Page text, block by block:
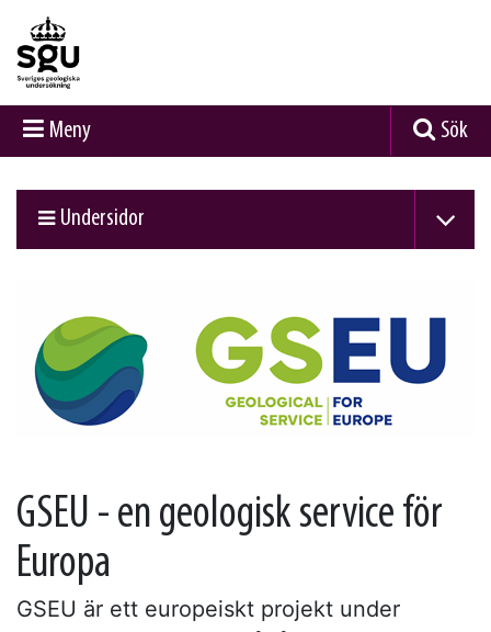
Meny Sök
Undersidor
GSEU - en geologisk service för
Europa
GSEU är ett europeiskt projekt under